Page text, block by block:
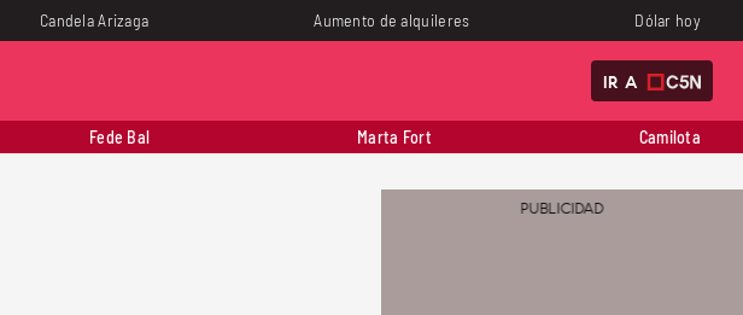
Candela Arizaga Aumento de alquileres Dólar hoy
IR A
Fede Bal Marta Fort Camilota